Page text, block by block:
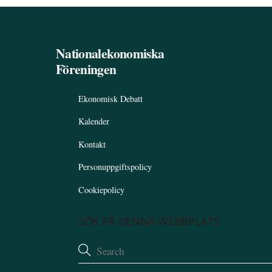
Nationalekonomiska
Föreningen
Ekonomisk Debatt
Kalender
Kontakt
Personuppgiftspolicy
Cookiepolicy
SÖK PÅ DENNA WEBBPLATS